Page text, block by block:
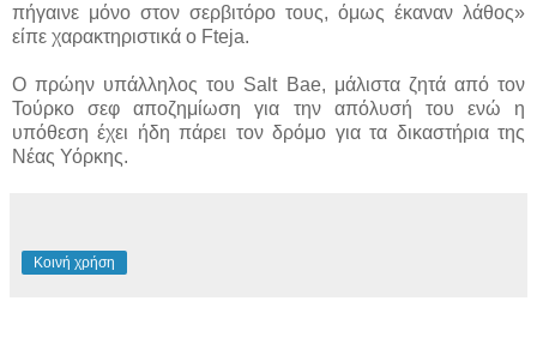
πήγαινε μόνο στον σερβιτόρο τους, όμως έκαναν λάθος»
είπε χαρακτηριστικά ο Fteja.
Ο πρώην υπάλληλος του Salt Bae, μάλιστα ζητά από τον
Τούρκο σεφ αποζημίωση για την απόλυσή του ενώ η
υπόθεση έχει ήδη πάρει τον δρόμο για τα δικαστήρια της
Νέας Υόρκης.
Κοινή χρήση